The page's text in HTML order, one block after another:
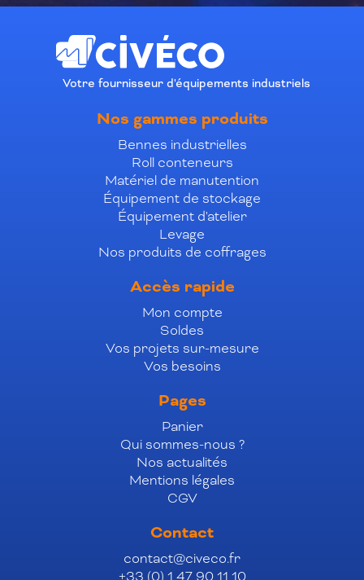
Votre fournisseur d'équipements industriels
Nos gammes produits
Bennes industrielles
Roll conteneurs
Matériel de manutention
Équipement de stockage
Équipement d'atelier
Levage
Nos produits de coffrages
Accès rapide
Mon compte
Soldes
Vos projets sur-mesure
Vos besoins
Pages
Panier
Qui sommes-nous ?
Nos actualités
Mentions légales
CGV
Contact
contact@civeco.fr
+33 (0) 1 47 90 11 10